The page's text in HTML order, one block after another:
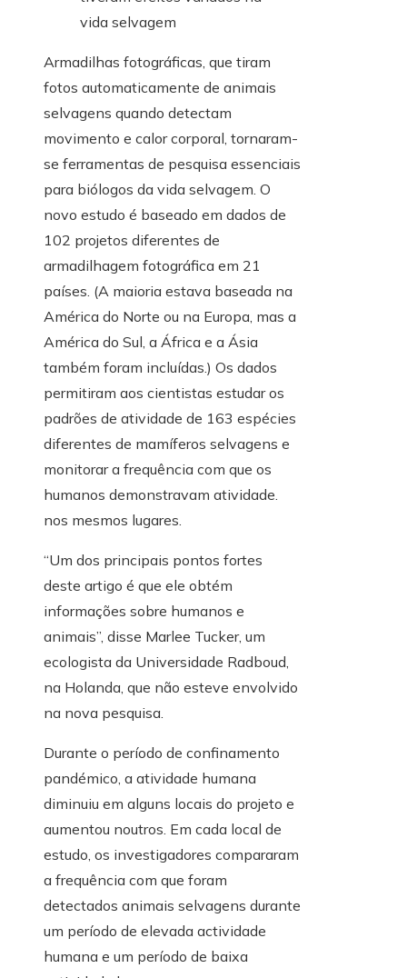
Armadilhas fotográficas, que tiram
fotos automaticamente de animais
selvagens quando detectam
movimento e calor corporal, tornaram-
se ferramentas de pesquisa essenciais
para biólogos da vida selvagem. O
novo estudo é baseado em dados de
102 projetos diferentes de
armadilhagem fotográfica em 21
países. (A maioria estava baseada na
América do Norte ou na Europa, mas a
América do Sul, a África e a Ásia
também foram incluídas.) Os dados
permitiram aos cientistas estudar os
padrões de atividade de 163 espécies
diferentes de mamíferos selvagens e
monitorar a frequência com que os
humanos demonstravam atividade.
nos mesmos lugares.
“Um dos principais pontos fortes
deste artigo é que ele obtém
informações sobre humanos e
animais”, disse Marlee Tucker, um
ecologista da Universidade Radboud,
na Holanda, que não esteve envolvido
na nova pesquisa.
Durante o período de confinamento
pandémico, a atividade humana
diminuiu em alguns locais do projeto e
aumentou noutros. Em cada local de
estudo, os investigadores compararam
a frequência com que foram
detectados animais selvagens durante
um período de elevada actividade
humana e um período de baixa